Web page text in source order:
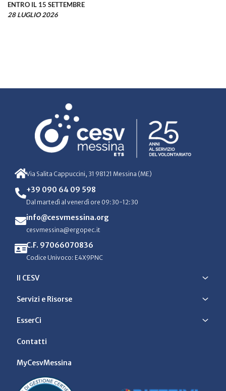
ENTRO IL 15 SETTEMBRE
28 LUGLIO 2026
Via Salita Cappuccini, 31 98121 Messina (ME)
+39 090 64 09 598
Dal martedì al venerdì ore 09:30-12:30
info@cesvmessina.org
cesvmessina@ergopec.it
C.F. 97066070836
Codice Univoco: E4X9PNC
Il CESV
Servizi e Risorse
EsserCi
Contatti
MyCesvMessina